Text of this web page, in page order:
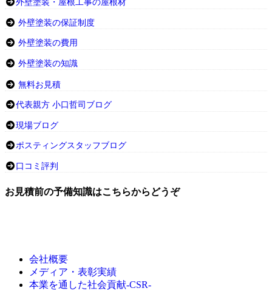
外壁塗装・屋根工事の屋根材
外壁塗装の保証制度
外壁塗装の費用
外壁塗装の知識
無料お見積
代表親方 小口哲司ブログ
現場ブログ
ポスティングスタッフブログ
口コミ評判
お見積前の予備知識はこちらからどうぞ
会社概要
メディア・表彰実績
本業を通した社会貢献-CSR-